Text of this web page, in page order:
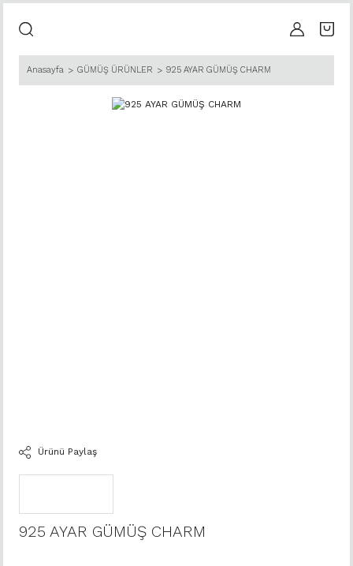
Anasayfa GÜMÜŞ ÜRÜNLER 925 AYAR GÜMÜŞ CHARM
Ürünü Paylaş
925 AYAR GÜMÜŞ CHARM